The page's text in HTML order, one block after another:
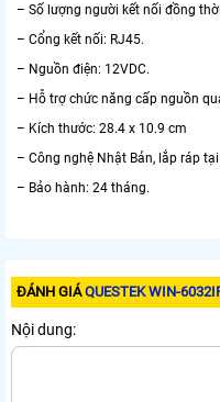
– Số lượng người kết nối đồng
– Cổng kết nối: RJ45.
– Nguồn điện: 12VDC.
– Hỗ trợ chức năng cấp nguồn
– Kích thước: 28.4 x 10.9 cm
– Công nghệ Nhật Bản, lắp ráp
– Bảo hành: 24 tháng.
ĐÁNH GIÁQUESTEK WIN-
Nội dung: